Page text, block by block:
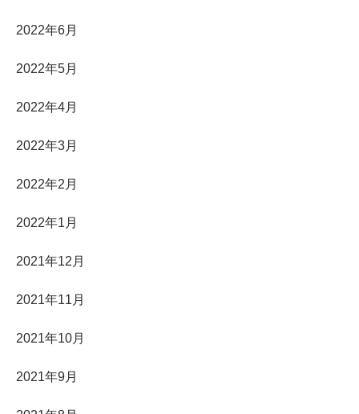
2022年6月
2022年5月
2022年4月
2022年3月
2022年2月
2022年1月
2021年12月
2021年11月
2021年10月
2021年9月